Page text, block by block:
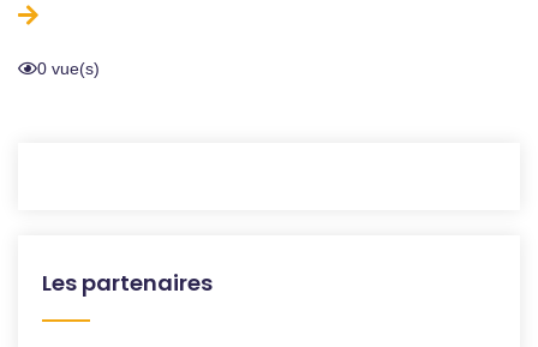
0 vue(s)
Les partenaires